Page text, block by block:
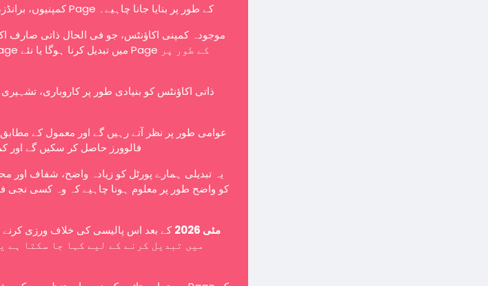
کمپنیوں، برانڈز، انجمنوں، تنظیموں اور منصوبوں کو Page کے طور پر بنایا جانا چاہیے۔
موجودہ کمپنی اکاؤنٹس، جو فی الحال ذاتی صارف
ذاتی اکاؤنٹس کو بنیادی طور پر کاروباری،
فالوورز حاصل کر سکیں گے اور
یہ تبدیلی ہمارے پورٹل کو زیادہ واضح، شفاف
کو واضح طور پر معلوم ہونا چاہیے کہ وہ کسی نجی
15 مئی 2026
کے بعد اس پالیسی کی خلاف ورزی کرنے